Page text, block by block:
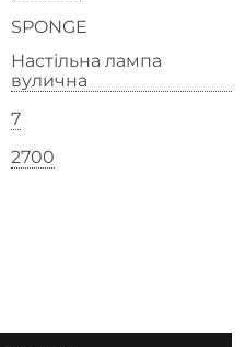
SPONGE
Настільна лампа
вулична
7
2700